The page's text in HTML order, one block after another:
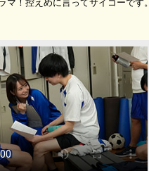
！控えめに言ってサイコーです。